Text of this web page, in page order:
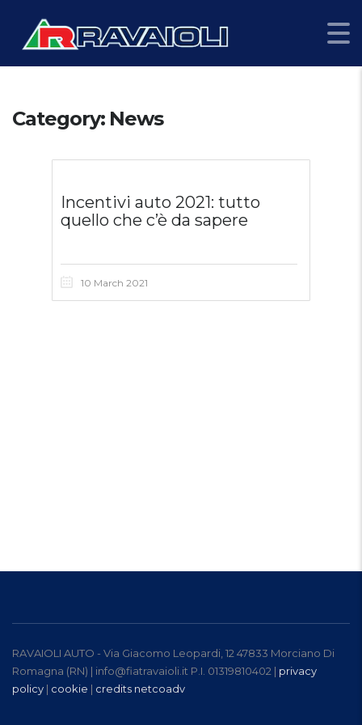
Category: News
Incentivi auto 2021: tutto
quello che c’è da sapere
10 March 2021
RAVAIOLI AUTO - Via Giacomo Leopardi, 12 47833 Morciano Di
Romagna (RN) | info@fiatravaioli.it P.I. 01319810402 | privacy
policy | cookie | credits netcoadv